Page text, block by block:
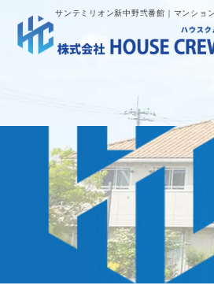
サンテミリオン新中野弐番館｜マンショ